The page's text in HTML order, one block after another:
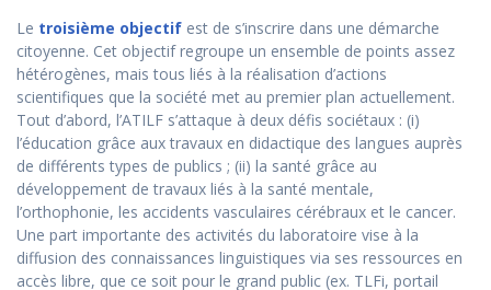
Le troisième objectif est de s’inscrire dans une démarche
citoyenne. Cet objectif regroupe un ensemble de points assez
hétérogènes, mais tous liés à la réalisation d’actions
scientifiques que la société met au premier plan actuellement.
Tout d’abord, l’ATILF s’attaque à deux défis sociétaux : (i)
l’éducation grâce aux travaux en didactique des langues auprès
de différents types de publics ; (ii) la santé grâce au
développement de travaux liés à la santé mentale,
l’orthophonie, les accidents vasculaires cérébraux et le cancer.
Une part importante des activités du laboratoire vise à la
diffusion des connaissances linguistiques via ses ressources en
accès libre, que ce soit pour le grand public (ex. TLFi, portail